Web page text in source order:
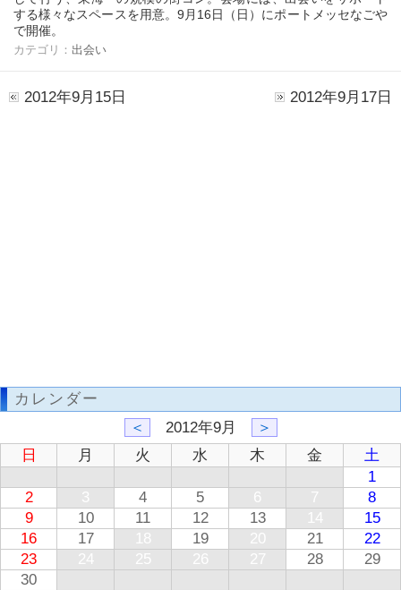
する様々なスペースを用意。9月16日（日）にポートメッセなごや
で開催。
カテゴリ： 出会い
2012年9月15日 2012年9月17日
カレンダー
＜
2012年9月
＞
日
月 火 水 木 金
土
1
2
3 4 5 6 7
8
9
10 11 12 13 14
15
16
17 18 19 20 21
22
23
24 25 26 27 28
29
30